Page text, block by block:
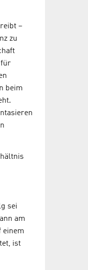
–
zu
für
beim
sei
am
einem
ist